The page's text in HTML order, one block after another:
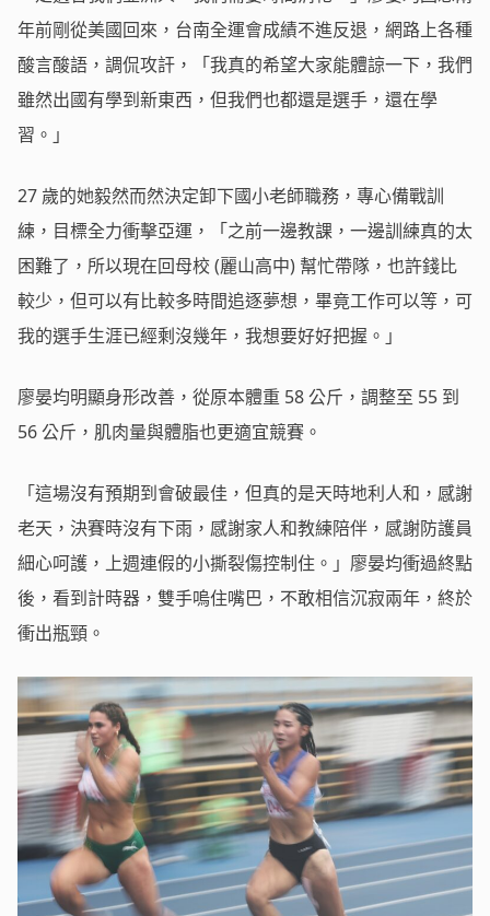
年前剛從美國回來，台南全運會成績不進反退，網路上各種
酸言酸語，調侃攻訐，「我真的希望大家能體諒一下，我們
雖然出國有學到新東西，但我們也都還是選手，還在學
習。」
27 歲的她毅然而然決定卸下國小老師職務，專心備戰訓
練，目標全力衝擊亞運，「之前一邊教課，一邊訓練真的太
困難了，所以現在回母校(麗山高中) 幫忙帶隊，也許錢比
較少，但可以有比較多時間追逐夢想，畢竟工作可以等，可
我的選手生涯已經剩沒幾年，我想要好好把握。」
廖晏均明顯身形改善，從原本體重 58公斤，調整至 55 到
56公斤，肌肉量與體脂也更適宜競賽。
「這場沒有預期到會破最佳，但真的是天時地利人和，感謝
老天，決賽時沒有下雨，感謝家人和教練陪伴，感謝防護員
細心呵護，上週連假的小撕裂傷控制住。」廖晏均衝過終點
後，看到計時器，雙手嗚住嘴巴，不敢相信沉寂兩年，終於
衝出瓶頸。